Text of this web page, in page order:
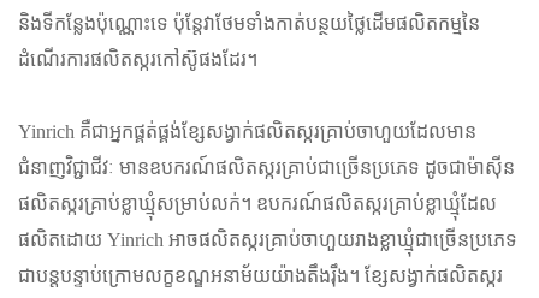
និងទីកន្លែងប៉ុណ្ណោះទេ ប៉ុន្តែវាថែមទាំងកាត់បន្ថយថ្លៃដើមផលិតកម្មនៃ
ដំណើរការផលិតស្ករកៅស៊ូផងដែរ។
Yinrich គឺជាអ្នកផ្គត់ផ្គង់ខ្សែសង្វាក់ផលិតស្ករគ្រាប់ចាហួយដែលមាន
ជំនាញវិជ្ជាជីវៈ មានឧបករណ៍ផលិតស្ករគ្រាប់ជាច្រើនប្រភេទ ដូចជាម៉ាស៊ីន
ផលិតស្ករគ្រាប់ខ្លាឃ្មុំសម្រាប់លក់។ ឧបករណ៍ផលិតស្ករគ្រាប់ខ្លាឃ្មុំដែល
ផលិតដោយ Yinrich អាចផលិតស្ករគ្រាប់ចាហួយរាងខ្លាឃ្មុំជាច្រើនប្រភេទ
ជាបន្តបន្ទាប់ក្រោមលក្ខខណ្ឌអនាម័យយ៉ាងតឹងរ៉ឹង។ ខ្សែសង្វាក់ផលិតស្ករ